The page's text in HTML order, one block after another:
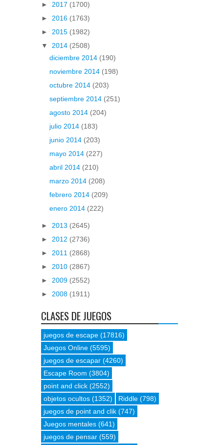
► 2017 (1700)
► 2016 (1763)
► 2015 (1982)
▼ 2014 (2508)
diciembre 2014 (190)
noviembre 2014 (198)
octubre 2014 (203)
septiembre 2014 (251)
agosto 2014 (204)
julio 2014 (183)
junio 2014 (203)
mayo 2014 (227)
abril 2014 (210)
marzo 2014 (208)
febrero 2014 (209)
enero 2014 (222)
► 2013 (2645)
► 2012 (2736)
► 2011 (2868)
► 2010 (2867)
► 2009 (2552)
► 2008 (1911)
CLASES DE JUEGOS
juegos de escape (17816)
Juegos Online (5595)
juegos de escapar (4260)
Escape Room (3804)
point and click (2552)
objetos ocultos (1352) Riddle (798)
juegos de point and clik (747)
Juegos mentales (641)
juegos de pensar (559)